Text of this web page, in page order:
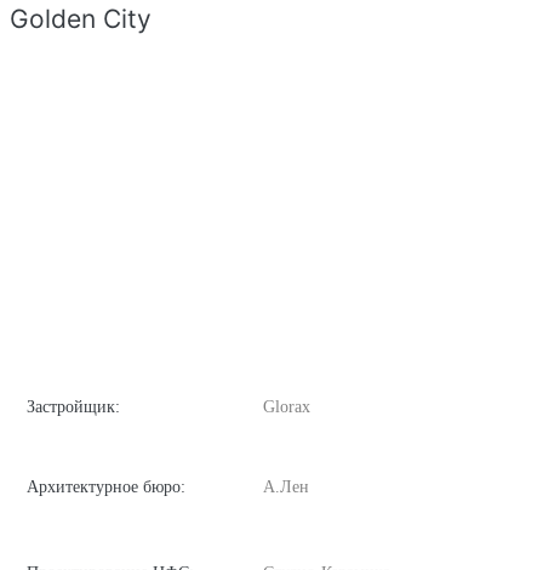
Golden City
Застройщик: Glorax
Архитектурное бюро: А.Лен